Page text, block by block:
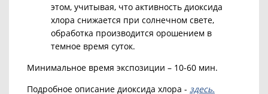
этом, учитывая, что активность диоксида
хлора снижается при солнечном свете,
обработка производится орошением в
темное время суток.
Минимальное время экспозиции – 10-60 мин.
Подробное описание диоксида хлора - здесь.